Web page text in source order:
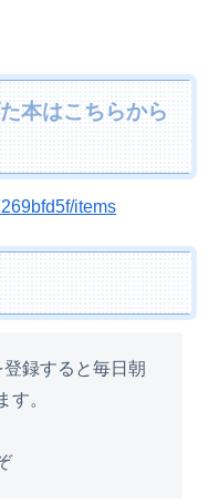
本はこちらから
items
録すると毎日朝
す。